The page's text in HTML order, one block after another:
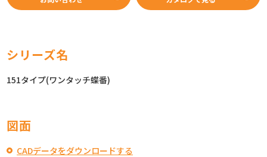
シリーズ名
151タイプ(ワンタッチ蝶番)
図面
CADデータをダウンロードする